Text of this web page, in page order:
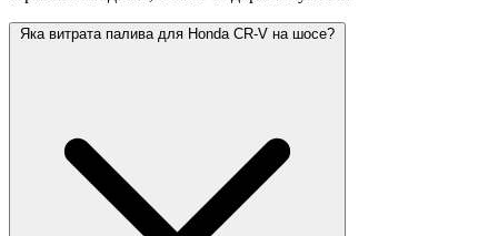
Яка витрата палива для Honda CR-V на шосе?